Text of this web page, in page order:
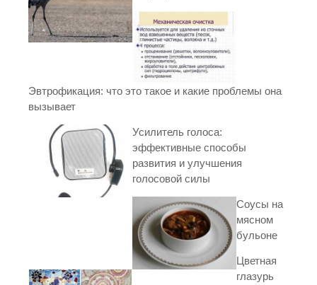
Эвтрофикация: что это такое и какие проблемы она
вызывает
Усилитель голоса:
эффективные способы
развития и улучшения
голосовой силы
Соусы на
мясном
бульоне
Цветная
глазурь